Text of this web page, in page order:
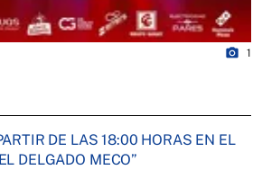
DE LAS 18:00 HORAS EN EL
DELGADO MECO”
photo_camera 1